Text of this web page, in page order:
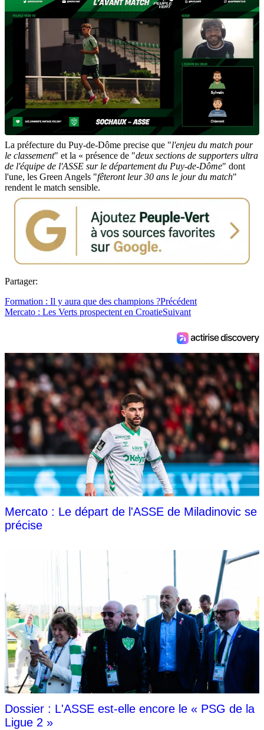
La préfecture du Puy-de-Dôme precise que "l'enjeu du match pour
le classement" et la « présence de "deux sections de supporters ultra
de l'équipe de l'ASSE sur le département du Puy-de-Dôme" dont
l'une, les Green Angels "fêteront leur 30 ans le jour du match"
rendent le match sensible.
Partager:
Formation : Il y aura que des champions ?Précédent
Mercato : Les Verts prospectent en CroatieSuivant
Mercato : Le départ de l'ASSE de Miladinovic se
précise
Dossier : L'ASSE est-elle encore le « PSG de la
Ligue 2 »